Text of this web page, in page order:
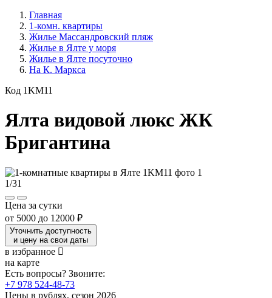
Главная
1-комн. квартиры
Жилье Массандровский пляж
Жилье в Ялте у моря
Жилье в Ялте посуточно
На К. Маркса
Код 1KM11
Ялта видовой люкс ЖК
Бригантина
1/31
Цена за сутки
от 5000 до 12000 ₽
Уточнить доступность
и цену на свои даты
в избранное
на карте
Есть вопросы? Звоните:
+7 978 524-48-73
Цены в рублях, сезон 2026